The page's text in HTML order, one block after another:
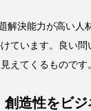
解決能力が高い人
ています。良い
えてくるものです。
造性をビ